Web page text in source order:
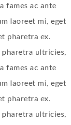
fames ac ante
laoreet mi, eget
pharetra ex.
ultricies,
fames ac ante
laoreet mi, eget
pharetra ex.
ultricies,